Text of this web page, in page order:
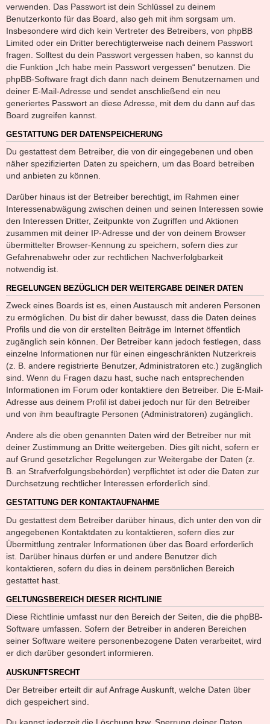
verwenden. Das Passwort ist dein Schlüssel zu deinem
Benutzerkonto für das Board, also geh mit ihm sorgsam um.
Insbesondere wird dich kein Vertreter des Betreibers, von phpBB
Limited oder ein Dritter berechtigterweise nach deinem Passwort
fragen. Solltest du dein Passwort vergessen haben, so kannst du
die Funktion „Ich habe mein Passwort vergessen“ benutzen. Die
phpBB-Software fragt dich dann nach deinem Benutzernamen und
deiner E-Mail-Adresse und sendet anschließend ein neu
generiertes Passwort an diese Adresse, mit dem du dann auf das
Board zugreifen kannst.
GESTATTUNG DER DATENSPEICHERUNG
Du gestattest dem Betreiber, die von dir eingegebenen und oben
näher spezifizierten Daten zu speichern, um das Board betreiben
und anbieten zu können.
Darüber hinaus ist der Betreiber berechtigt, im Rahmen einer
Interessenabwägung zwischen deinen und seinen Interessen sowie
den Interessen Dritter, Zeitpunkte von Zugriffen und Aktionen
zusammen mit deiner IP-Adresse und der von deinem Browser
übermittelter Browser-Kennung zu speichern, sofern dies zur
Gefahrenabwehr oder zur rechtlichen Nachverfolgbarkeit
notwendig ist.
REGELUNGEN BEZÜGLICH DER WEITERGABE DEINER DATEN
Zweck eines Boards ist es, einen Austausch mit anderen Personen
zu ermöglichen. Du bist dir daher bewusst, dass die Daten deines
Profils und die von dir erstellten Beiträge im Internet öffentlich
zugänglich sein können. Der Betreiber kann jedoch festlegen, dass
einzelne Informationen nur für einen eingeschränkten Nutzerkreis
(z. B. andere registrierte Benutzer, Administratoren etc.) zugänglich
sind. Wenn du Fragen dazu hast, suche nach entsprechenden
Informationen im Forum oder kontaktiere den Betreiber. Die E-Mail-
Adresse aus deinem Profil ist dabei jedoch nur für den Betreiber
und von ihm beauftragte Personen (Administratoren) zugänglich.
Andere als die oben genannten Daten wird der Betreiber nur mit
deiner Zustimmung an Dritte weitergeben. Dies gilt nicht, sofern er
auf Grund gesetzlicher Regelungen zur Weitergabe der Daten (z.
B. an Strafverfolgungsbehörden) verpflichtet ist oder die Daten zur
Durchsetzung rechtlicher Interessen erforderlich sind.
GESTATTUNG DER KONTAKTAUFNAHME
Du gestattest dem Betreiber darüber hinaus, dich unter den von dir
angegebenen Kontaktdaten zu kontaktieren, sofern dies zur
Übermittlung zentraler Informationen über das Board erforderlich
ist. Darüber hinaus dürfen er und andere Benutzer dich
kontaktieren, sofern du dies in deinem persönlichen Bereich
gestattet hast.
GELTUNGSBEREICH DIESER RICHTLINIE
Diese Richtlinie umfasst nur den Bereich der Seiten, die die phpBB-
Software umfassen. Sofern der Betreiber in anderen Bereichen
seiner Software weitere personenbezogene Daten verarbeitet, wird
er dich darüber gesondert informieren.
AUSKUNFTSRECHT
Der Betreiber erteilt dir auf Anfrage Auskunft, welche Daten über
dich gespeichert sind.